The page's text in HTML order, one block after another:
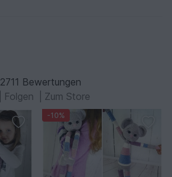
2711 Bewertungen
Folgen Zum Store
-10%